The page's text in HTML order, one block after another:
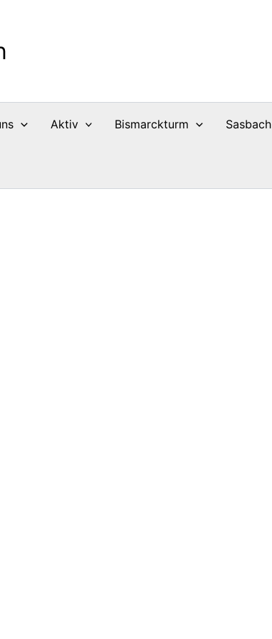
Aktiv Bismarckturm Sasbach